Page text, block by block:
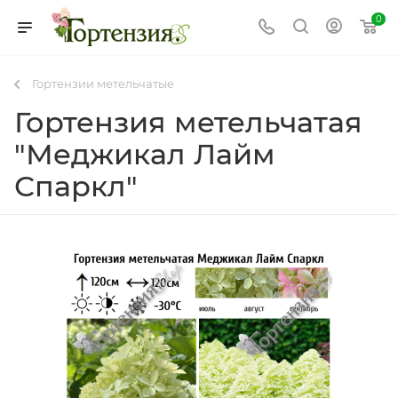
0
Гортензии метельчатые
Гортензия метельчатая
"Меджикал Лайм
Спаркл"